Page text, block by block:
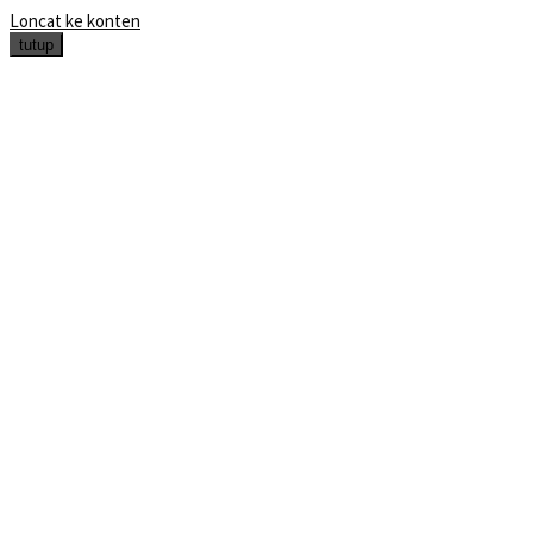
Loncat ke konten
tutup